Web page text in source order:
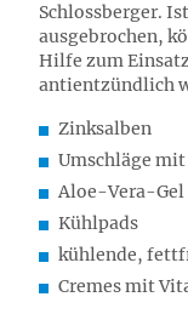
Schlossberger.
ausgebrochen,
Hilfe zum
antientzündlich
Zinksalben
Umschläge mit
Aloe-Vera-Gel
Kühlpads
kühlende,
Cremes mit